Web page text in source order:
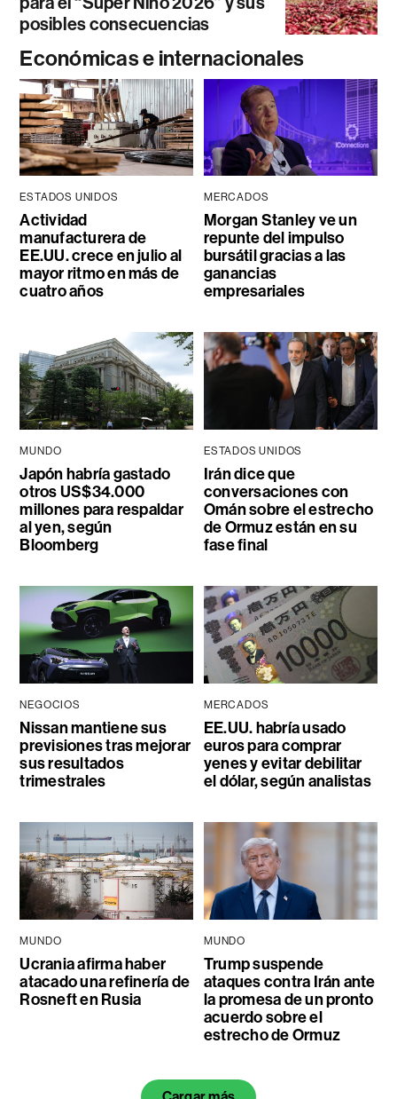
posibles consecuencias
Económicas e internacionales
ESTADOS UNIDOS
Actividad
manufacturera de
EE.UU. crece en julio al
mayor ritmo en más de
cuatro años
MERCADOS
Morgan Stanley ve un
repunte del impulso
bursátil gracias a las
ganancias
empresariales
MUNDO
Japón habría gastado
otros US$34.000
millones para respaldar
al yen, según
Bloomberg
ESTADOS UNIDOS
Irán dice que
conversaciones con
Omán sobre el estrecho
de Ormuz están en su
fase final
NEGOCIOS
Nissan mantiene sus
previsiones tras mejorar
sus resultados
trimestrales
MERCADOS
EE.UU. habría usado
euros para comprar
yenes y evitar debilitar
el dólar, según analistas
MUNDO
Ucrania afirma haber
atacado una refinería de
Rosneft en Rusia
MUNDO
Trump suspende
ataques contra Irán ante
la promesa de un pronto
acuerdo sobre el
estrecho de Ormuz